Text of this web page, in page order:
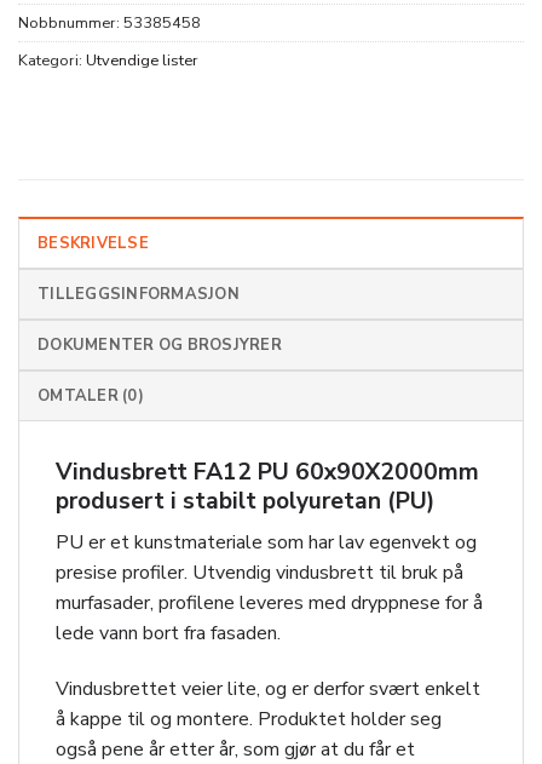
Nobbnummer: 53385458
Kategori: Utvendige lister
BESKRIVELSE
TILLEGGSINFORMASJON
DOKUMENTER OG BROSJYRER
OMTALER (0)
Vindusbrett FA12 PU 60x90X2000mm
produsert i stabilt polyuretan (PU)
PU er et kunstmateriale som har lav egenvekt og
presise profiler. Utvendig vindusbrett til bruk på
murfasader, profilene leveres med dryppnese for å
lede vann bort fra fasaden.
Vindusbrettet veier lite, og er derfor svært enkelt
å kappe til og montere. Produktet holder seg
også pene år etter år, som gjør at du får et